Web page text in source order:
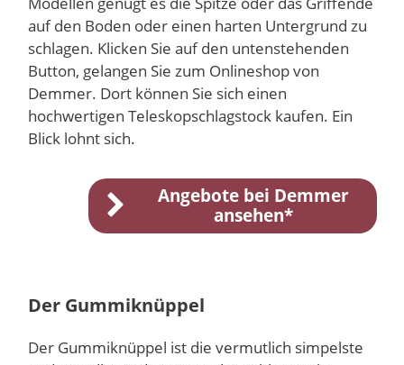
auf den Boden oder einen harten Untergrund zu
schlagen. Klicken Sie auf den untenstehenden
Button, gelangen Sie zum Onlineshop von
Demmer. Dort können Sie sich einen
hochwertigen Teleskopschlagstock kaufen. Ein
Blick lohnt sich.
Angebote bei Demmer
ansehen*
Der Gummiknüppel
Der Gummiknüppel ist die vermutlich simpelste